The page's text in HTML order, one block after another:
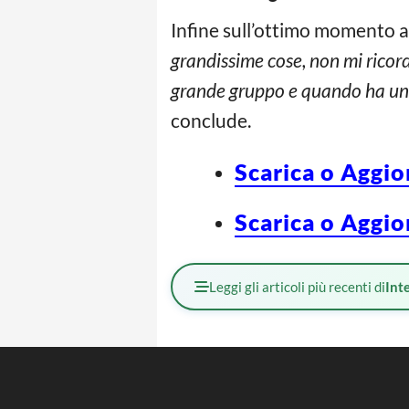
Infine sull’ottimo momento
grandissime cose, non mi
grande gruppo e quando ha
conclude.
Scarica o
Scarica o
Leggi gli articoli più recenti di